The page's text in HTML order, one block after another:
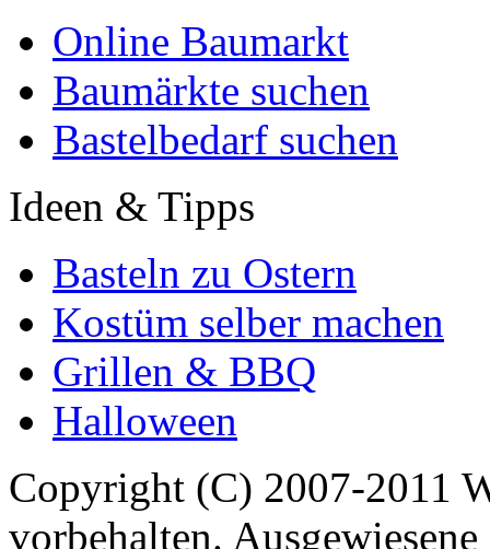
Online Baumarkt
Baumärkte suchen
Bastelbedarf suchen
Ideen & Tipps
Basteln zu Ostern
Kostüm selber machen
Grillen & BBQ
Halloween
Copyright (C) 2007-2011
vorbehalten.